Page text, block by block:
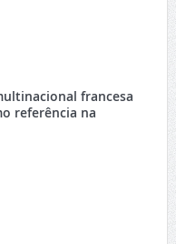
francesa
referência na